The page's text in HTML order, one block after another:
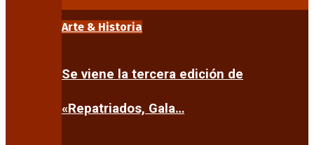
Arte & Historia
Se viene la tercera edición de
«Repatriados, Gala…